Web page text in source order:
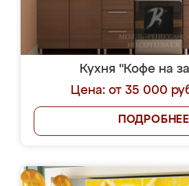
Кухня "Кофе на
Цена: от 35 000
ПОДРОБНЕЕ